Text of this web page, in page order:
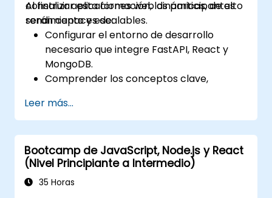
construir aplicaciones web dinámicas, de alto
rendimiento y escalables.
Al finalizar esta formación, los participantes
serán capaces de:
Configurar el entorno de desarrollo
necesario que integre FastAPI, React y
MongoDB.
Comprender los conceptos clave,
FARM.
Aprender a crear APIs REST con FastAPI.
Aprender a diseñar aplicaciones
interactivas con React.
Desarrollar, probar y desplegar
aplicaciones (frontend y backend)
Leer más...
Bootcamp de JavaScript, Node.js y React
(Nivel Principiante a Intermedio)
35 Horas